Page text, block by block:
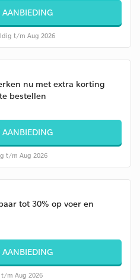
AANBIEDING
t/m Aug 2026
nu met extra korting
bestellen
AANBIEDING
t/m Aug 2026
tot 30% op voer en
AANBIEDING
t/m Aug 2026